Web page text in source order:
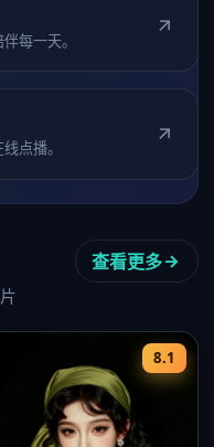
每一天。
点播。
查看更多
8.1